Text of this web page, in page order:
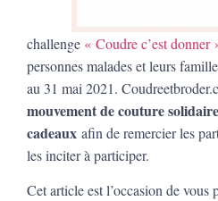
challenge « Coudre c’est donner
personnes malades et leurs
au 31 mai 2021.
mouvement de couture
cadeaux afin de remercier les
les inciter à participer.
Cet article est l’occasion de vous